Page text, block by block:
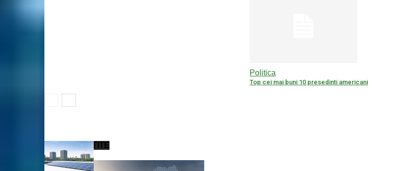
Politica
Top cei mai buni 10 presedinti americani
CELE MAI CITITE